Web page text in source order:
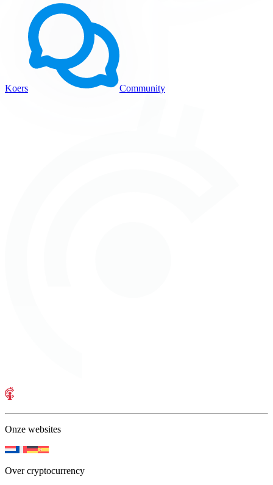
Koers Community
Onze websites
Over cryptocurrency